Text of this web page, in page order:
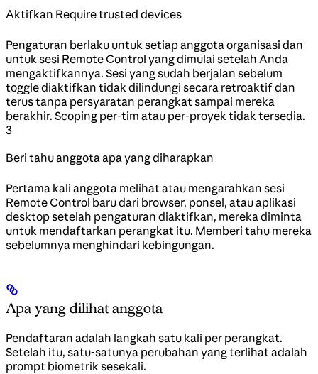
Aktifkan Require trusted devices
Pengaturan berlaku untuk setiap anggota organisasi dan
untuk sesi Remote Control yang dimulai setelah Anda
mengaktifkannya. Sesi yang sudah berjalan sebelum
toggle diaktifkan tidak dilindungi secara retroaktif dan
terus tanpa persyaratan perangkat sampai mereka
berakhir. Scoping per-tim atau per-proyek tidak tersedia.
3
Beri tahu anggota apa yang diharapkan
Pertama kali anggota melihat atau mengarahkan sesi
Remote Control baru dari browser, ponsel, atau aplikasi
desktop setelah pengaturan diaktifkan, mereka diminta
untuk mendaftarkan perangkat itu. Memberi tahu mereka
sebelumnya menghindari kebingungan.
Apa yang dilihat anggota
Pendaftaran adalah langkah satu kali per perangkat.
Setelah itu, satu-satunya perubahan yang terlihat adalah
prompt biometrik sesekali.